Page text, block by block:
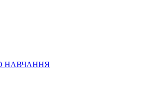
НАВЧАННЯ